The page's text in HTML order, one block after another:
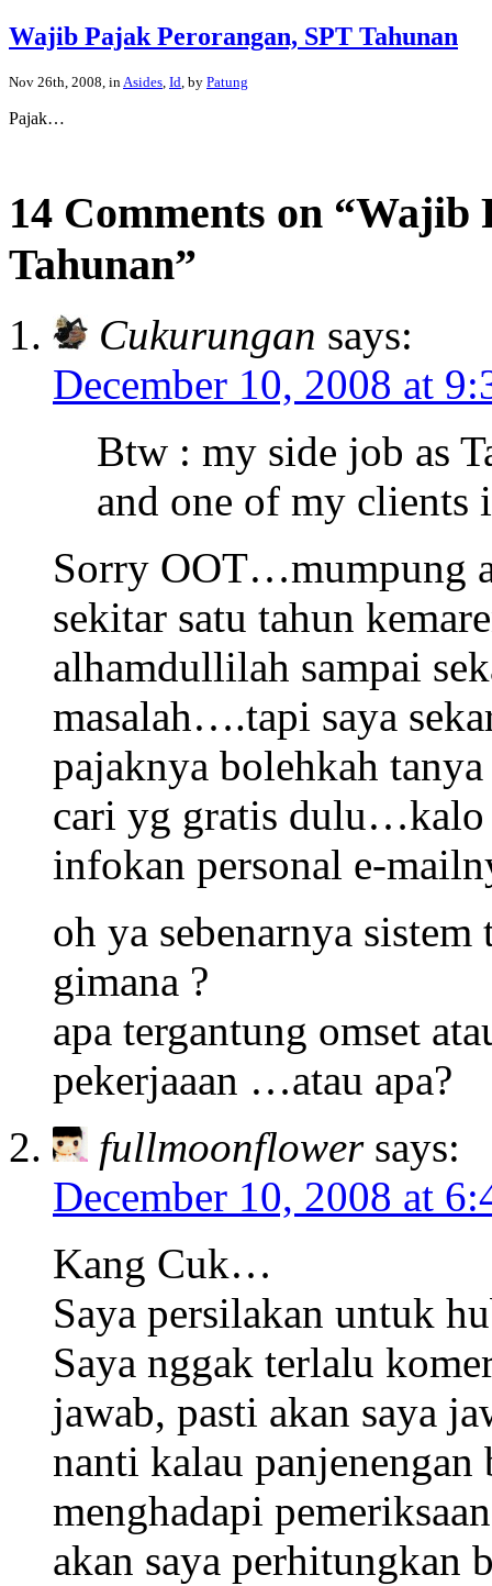
Wajib Pajak Perorangan, SPT Tahunan
Nov 26th, 2008, in Asides Id , by Patung
Pajak…
14 Comments on “Wajib
Tahunan”
Cukurungan says:
December 10, 2008 at
Btw : my side job as
and one of my
Sorry OOT…mumpung
sekitar satu tahun
alhamdullilah sampai
masalah….tapi saya
pajaknya bolehkah
cari yg gratis dulu…kalo
infokan personal e-
oh ya sebenarnya
gimana ?
apa tergantung omset
pekerjaaan …atau apa?
fullmoonflower says:
December 10, 2008 at
Kang Cuk…
Saya persilakan untuk
Saya nggak terlalu
jawab, pasti akan saya
nanti kalau
menghadapi
akan saya perhitungkan